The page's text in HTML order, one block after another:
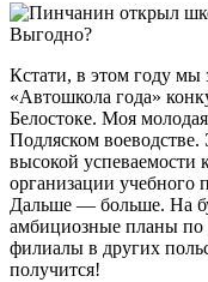
Кстати, в этом году мы
«Автошкола года»
Белостоке. Моя
Подляском
высокой успеваемости
организации учебного
Дальше — больше. На
амбициозные планы по
филиалы в других
получится!